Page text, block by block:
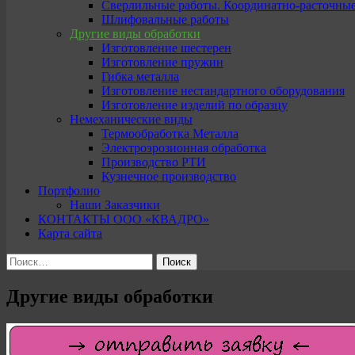
Сверлильные работы. Координатно-
Шлифовальные работы
Другие виды обработки
Изготовление шестерен
Изготовление пружин
Гибка металла
Изготовление нестандартного оборудования
Изготовление изделий по образцу
Немеханические виды
Термообработка Металла
Электроэрозионная обработка
Производство РТИ
Кузнечное производство
Портфолио
Наши Заказчики
КОНТАКТЫ ООО «КВАДРО»
Карта сайта
Найти:
Другие виды обработки